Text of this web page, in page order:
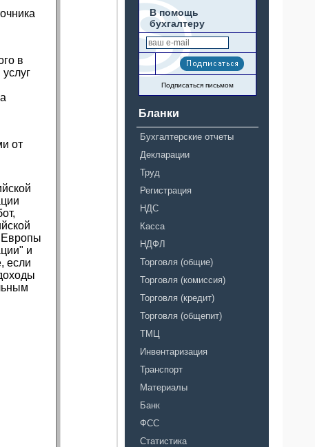
в
от
Европы
и
если
В помощь
бухгалтеру
Подписаться письмом
Бланки
Бухгалтерские отчеты
Декларации
Труд
Регистрация
НДС
Касса
НДФЛ
Торговля (общие)
Торговля (комиссия)
Торговля (кредит)
Торговля (общепит)
ТМЦ
Инвентаризация
Транспорт
Материалы
Банк
ФСС
Статистика